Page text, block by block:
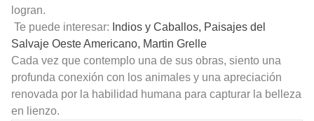
logran.
Te puede interesar: Indios y Caballos, Paisajes del
Salvaje Oeste Americano, Martin Grelle
Cada vez que contemplo una de sus obras, siento una
profunda conexión con los animales y una apreciación
renovada por la habilidad humana para capturar la belleza
en lienzo.